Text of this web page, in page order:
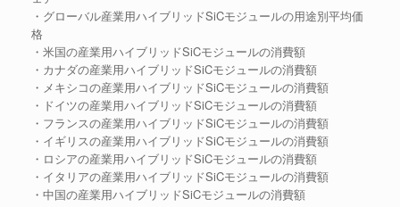
・グローバル産業用ハイブリッドSiCモジュールの用途別平均価
格
・米国の産業用ハイブリッドSiCモジュールの消費額
・カナダの産業用ハイブリッドSiCモジュールの消費額
・メキシコの産業用ハイブリッドSiCモジュールの消費額
・ドイツの産業用ハイブリッドSiCモジュールの消費額
・フランスの産業用ハイブリッドSiCモジュールの消費額
・イギリスの産業用ハイブリッドSiCモジュールの消費額
・ロシアの産業用ハイブリッドSiCモジュールの消費額
・イタリアの産業用ハイブリッドSiCモジュールの消費額
・中国の産業用ハイブリッドSiCモジュールの消費額